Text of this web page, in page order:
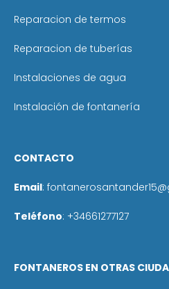
Reparacion de termos
Reparacion de tuberías
Instalaciones de agua
Instalación de fontanería
CONTACTO
Email:
Teléfono: +34661277127
FONTANEROS EN OTRAS